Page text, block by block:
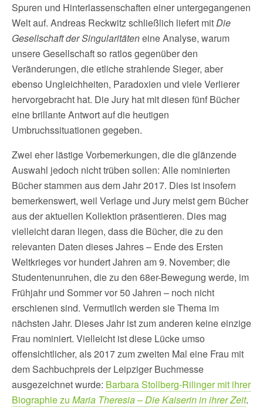
Spuren und Hinterlassenschaften einer untergegangenen
Welt auf. Andreas Reckwitz schließlich liefert mitDie
Gesellschaft der Singularitäteneine Analyse, warum
unsere Gesellschaft so ratlos gegenüber den
Veränderungen, die etliche strahlende Sieger, aber
ebenso Ungleichheiten, Paradoxien und viele Verlierer
hervorgebracht hat. Die Jury hat mit diesen fünf Bücher
eine brillante Antwort auf die heutigen
Umbruchssituationen gegeben.
Zwei eher lästige Vorbemerkungen, die die glänzende
Auswahl jedoch nicht trüben sollen: Alle nominierten
Bücher stammen aus dem Jahr 2017. Dies ist insofern
bemerkenswert, weil Verlage und Jury meist gern Bücher
aus der aktuellen Kollektion präsentieren. Dies mag
vielleicht daran liegen, dass die Bücher, die zu den
relevanten Daten dieses Jahres – Ende des Ersten
Weltkrieges vor hundert Jahren am 9. November; die
Studentenunruhen, die zu den 68er-Bewegung werde, im
Frühjahr und Sommer vor 50 Jahren – noch nicht
erschienen sind. Vermutlich werden sie Thema im
nächsten Jahr. Dieses Jahr ist zum anderen keine einzige
Frau nominiert. Vielleicht ist diese Lücke umso
offensichtlicher, als 2017 zum zweiten Mal eine Frau mit
dem Sachbuchpreis der Leipziger Buchmesse
ausgezeichnet wurde: Barbara Stollberg-Rilinger mit ihrer
Biographie zu Maria Theresia – Die Kaiserin in ihrer Zeit.